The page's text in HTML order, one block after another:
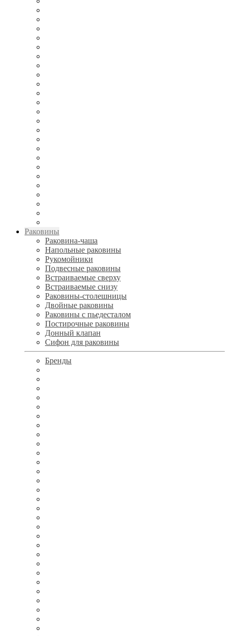
Раковины
Раковина-чаша
Напольные раковины
Рукомойники
Подвесные раковины
Встраиваемые сверху
Встраиваемые снизу
Раковины-столешницы
Двойные раковины
Раковины с пьедесталом
Постирочные раковины
Донный клапан
Сифон для раковины
Бренды